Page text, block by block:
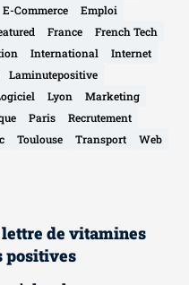
E-Commerce
Emploi
France
French Tech
International
Internet
Laminutepositive
Lyon
Marketing
Paris
Recrutement
Toulouse Transport
Web
de vitamines
positives